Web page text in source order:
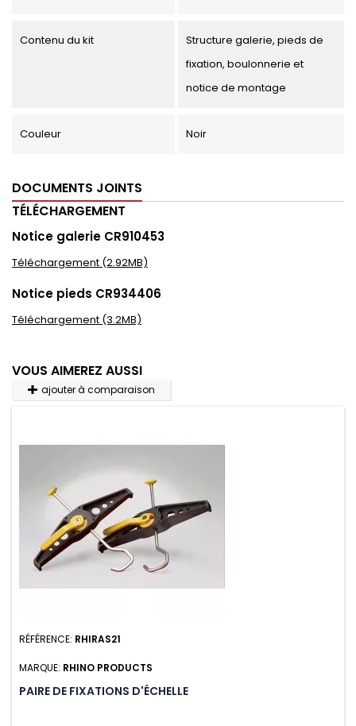
Contenu du kit
Structure galerie, pieds de
fixation, boulonnerie et
notice de montage
Couleur Noir
DOCUMENTS JOINTS
TÉLÉCHARGEMENT
Notice galerie CR910453
Téléchargement (2.92MB)
Notice pieds CR934406
Téléchargement (3.2MB)
VOUS AIMEREZ AUSSI
ajouter à comparaison
RÉFÉRENCE: RHIRAS21
MARQUE: RHINO PRODUCTS
PAIRE DE FIXATIONS D'ÉCHELLE